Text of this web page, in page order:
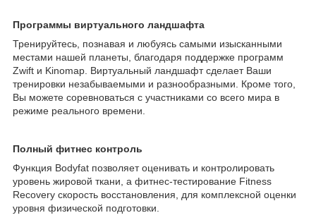
Программы виртуального ландшафта
Тренируйтесь, познавая и любуясь самыми изысканными
местами нашей планеты, благодаря поддержке программ
Zwift и Kinomap. Виртуальный ландшафт сделает Ваши
тренировки незабываемыми и разнообразными. Кроме того,
Вы можете соревноваться с участниками со всего мира в
режиме реального времени.
Полный фитнес контроль
Функция Bodyfat позволяет оценивать и контролировать
уровень жировой ткани, а фитнес-тестирование Fitness
Recovery скорость восстановления, для комплексной оценки
уровня физической подготовки.